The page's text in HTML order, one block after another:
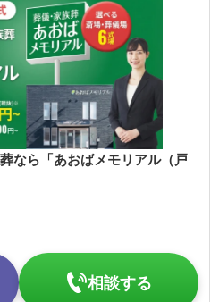
なら「あおばメモリアル（戸
相談する